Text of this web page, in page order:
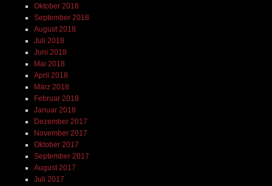
Oktober 2018
September 2018
August 2018
Juli 2018
Juni 2018
Mai 2018
April 2018
März 2018
Februar 2018
Januar 2018
Dezember 2017
November 2017
Oktober 2017
September 2017
August 2017
Juli 2017